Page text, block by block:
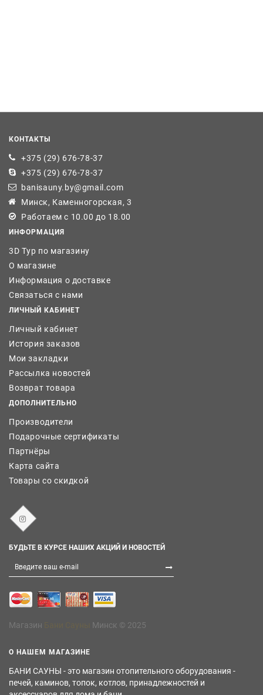
КОНТАКТЫ
+375 (29) 676-78-37
+375 (29) 676-78-37
banisauny.by@gmail.com
Минск, Каменногорская, 3
Работаем с 10.00 до 18.00
ИНФОРМАЦИЯ
3D Тур по магазину
О магазине
Информация о доставке
Связаться с нами
ЛИЧНЫЙ КАБИНЕТ
Личный кабинет
История заказов
Мои закладки
Рассылка новостей
Возврат товара
ДОПОЛНИТЕЛЬНО
Производители
Подарочные сертификаты
Партнёры
Карта сайта
Товары со скидкой
БУДЬТЕ В КУРСЕ НАШИХ АКЦИЙ И НОВОСТЕЙ
Магазин Минск © 2025
О НАШЕМ МАГАЗИНЕ
БАНИ САУНЫ - это магазин отопительного оборудования -
печей, каминов, топок, котлов, принадлежностей и